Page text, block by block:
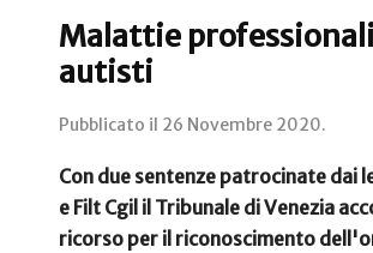
Malattie
autisti
Pubblicato il 26 Novembre 2020.
Con due sentenze patrocinate dai
e Filt Cgil il Tribunale di Venezia
ricorso per il riconoscimento